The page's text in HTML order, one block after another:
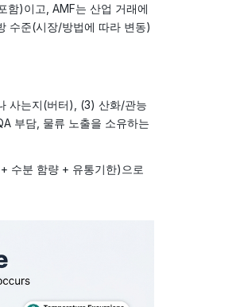
)이고, AMF는 산업 거래에
수준(시장/방법에 따라 변동)
사는지(버터), (3) 산화/관능
부담, 물류 노출을 소유하는
수분 함량 + 유통기한)으로